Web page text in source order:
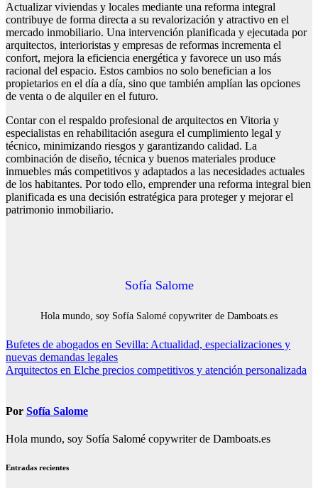
Actualizar viviendas y locales mediante una reforma integral
contribuye de forma directa a su revalorización y atractivo en el
mercado inmobiliario. Una intervención planificada y ejecutada por
arquitectos, interioristas y empresas de reformas incrementa el
confort, mejora la eficiencia energética y favorece un uso más
racional del espacio. Estos cambios no solo benefician a los
propietarios en el día a día, sino que también amplían las opciones
de venta o de alquiler en el futuro.
Contar con el respaldo profesional de arquitectos en Vitoria y
especialistas en rehabilitación asegura el cumplimiento legal y
técnico, minimizando riesgos y garantizando calidad. La
combinación de diseño, técnica y buenos materiales produce
inmuebles más competitivos y adaptados a las necesidades actuales
de los habitantes. Por todo ello, emprender una reforma integral bien
planificada es una decisión estratégica para proteger y mejorar el
patrimonio inmobiliario.
Sofía Salome
Hola mundo, soy Sofía Salomé copywriter de Damboats.es
Navegación
de
Bufetes de abogados en Sevilla: Actualidad, especializaciones y
nuevas demandas legales
Arquitectos en Elche precios competitivos y atención personalizada
Por Sofía Salome
Hola mundo, soy Sofía Salomé copywriter de Damboats.es
Entradas recientes